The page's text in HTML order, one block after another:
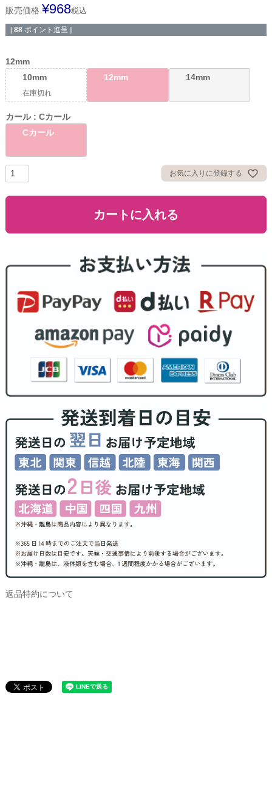
販売価格 ¥968税込
[ 88 ポイント進呈 ]
12mm
10mm
在庫切れ
12mm 14mm
カール
Cカール
Cカール
お気に入りに登録する
カートに入れる
返品特約について